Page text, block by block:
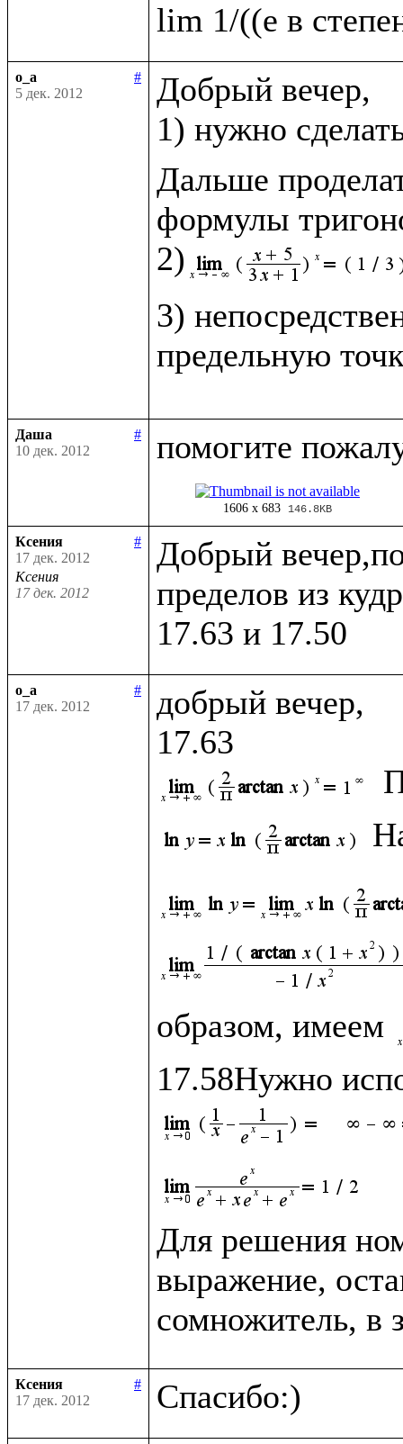
o_a
#
5 дек. 2012
Добрый вечер,
1) нужно
Дальше
формулы
2)
3)
предельную
Даша
#
10 дек. 2012
1606 x 683 146.8KB
Ксения
#
17 дек. 2012
Ксения
17 дек. 2012
Добрый
пределов из
o_a
#
17 дек. 2012
добрый вечер,
образом, имеем
Для решения
выражение,
сомножитель, в
Ксения
#
17 дек. 2012